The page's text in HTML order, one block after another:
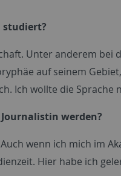
studiert?
Unter anderem
auf seinem
Ich wollte die
werden?
wenn ich mich im
Hier habe ich